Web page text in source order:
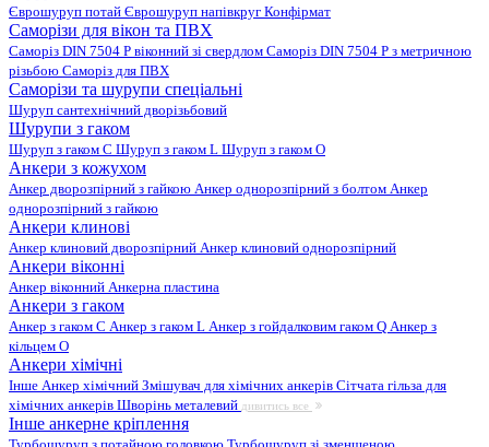
Єврошуруп потай Єврошуруп напівкруг Конфірмат
Саморізи для вікон та ПВХ
Саморіз DIN 7504 P віконний зі свердлом Саморіз DIN 7504 P з метричною
різьбою Саморіз для ПВХ
Саморізи та шурупи спеціальні
Шуруп сантехнічний дворізьбовий
Шурупи з гаком
Шуруп з гаком C Шуруп з гаком L Шуруп з гаком O
Анкери з кожухом
Анкер дворозпірний з гайкою Анкер однорозпірний з болтом Анкер
однорозпірний з гайкою
Анкери клинові
Анкер клиновий дворозпірний Анкер клиновий однорозпірний
Анкери віконні
Анкер віконний Анкерна пластина
Анкери з гаком
Анкер з гаком C Анкер з гаком L Анкер з гойдалковим гаком Q Анкер з
кільцем O
Анкери хімічні
Інше Анкер хімічний Змішувач для хімічних анкерів Сітчата гільза для
хімічних анкерів Шворінь металевий дивитись все
Інше анкерне кріплення